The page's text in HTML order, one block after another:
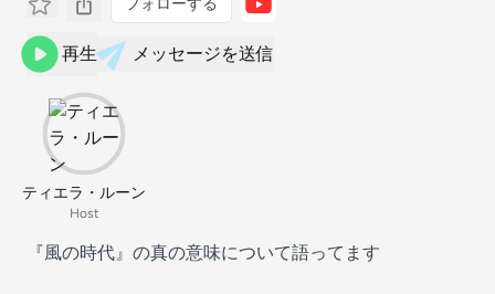
フォローする
再生 メッセージを送信
ティエラ・ルーン
Host
『風の時代』の真の意味について語ってます